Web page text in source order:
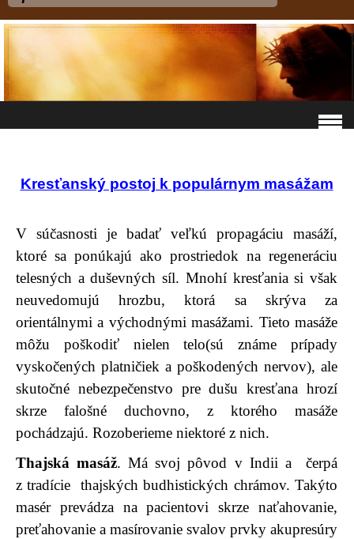
Kresťanský postoj k populárnym masážam
V súčasnosti je badať veľkú propagáciu masáží,
ktoré sa ponúkajú ako prostriedok na regeneráciu
telesných a duševných síl. Mnohí kresťania si však
neuvedomujú hrozbu, ktorá sa skrýva za
orientálnymi a východnými masážami. Tieto masáže
môžu poškodiť nielen telo(sú známe prípady
vyskočených platničiek a poškodených nervov), ale
skutočné nebezpečenstvo pre dušu kresťana hrozí
skrze falošné duchovno, z ktorého masáže
pochádzajú. Rozoberieme niektoré z nich.
Thajská masáž. Má svoj pôvod v Indii a čerpá
z tradície thajských budhistických chrámov. Takýto
masér prevádza na pacientovi skrze naťahovanie,
preťahovanie a masírovanie svalov prvky akupresúry